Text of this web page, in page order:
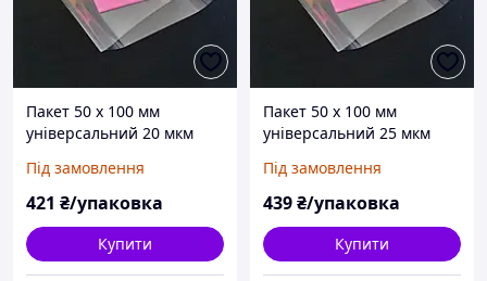
Пакет 50 x 100 мм
універсальний 20 мкм
1000 шт
Під замовлення
421 ₴/упаковка
Купити
Пакет 50 x 100 мм
універсальний 25 мкм
1000 шт
Під замовлення
439₴/упаковка
Купити